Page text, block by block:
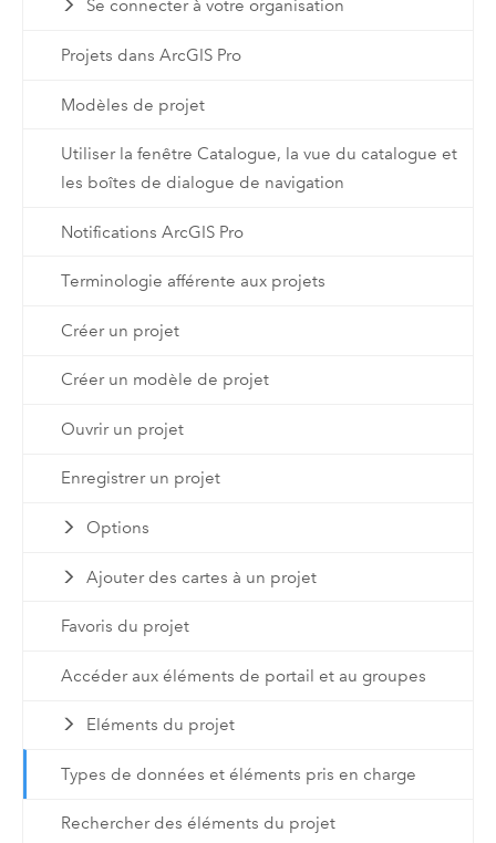
Se connecter à votre organisation
Projets dans ArcGIS Pro
Modèles de projet
Utiliser la fenêtre Catalogue, la vue du catalogue et
les boîtes de dialogue de navigation
Notifications ArcGIS Pro
Terminologie afférente aux projets
Créer un projet
Créer un modèle de projet
Ouvrir un projet
Enregistrer un projet
Options
Ajouter des cartes à un projet
Favoris du projet
Accéder aux éléments de portail et au groupes
Eléments du projet
Types de données et éléments pris en charge
Rechercher des éléments du projet